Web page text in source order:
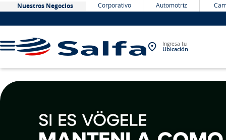
Nuestros Negocios Corporativo Automotriz
Ingresa tu
Ubicación
neumáticos